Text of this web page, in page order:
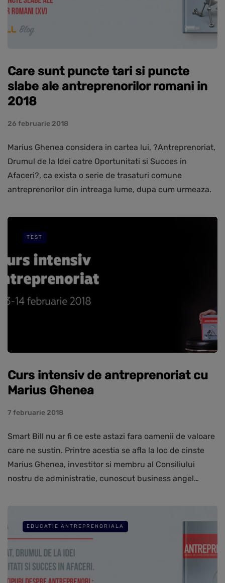
Care sunt puncte tari si puncte
slabe ale antreprenorilor romani in
2018
26 februarie 2018
Marius Ghenea considera in cartea lui, ?Antreprenoriat,
Drumul de la Idei catre Oportunitati si Succes in
Afaceri?, ca exista o serie de trasaturi comune
antreprenorilor din intreaga lume, dupa cum urmeaza.
TEST
Curs intensiv de antreprenoriat cu
Marius Ghenea
7 februarie 2018
Smart Bill nu ar fi ce este astazi fara oamenii de valoare
care ne sustin. Printre acestia se afla la loc de cinste
Marius Ghenea, investitor si membru al Consiliului
nostru de administratie, cunoscut business angel…
EDUCATIE ANTREPRENORIALA